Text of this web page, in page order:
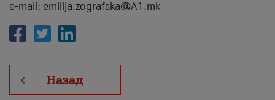
e-mail: emilija.zografska@A1.mk
Назад